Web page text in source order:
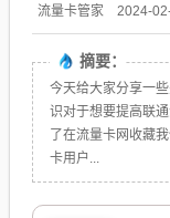
流量卡管家 2024-
摘要：
今天给大家分享一
识对于想要提高联
了在流量卡网收藏
卡用户...